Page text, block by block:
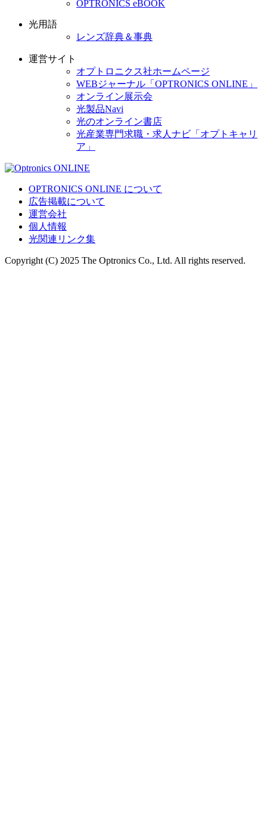
OPTRONICS eBOOK
光用語
レンズ辞典＆事典
運営サイト
オプトロニクス社ホームページ
WEBジャーナル「OPTRONICS ONLINE」
オンライン展示会
光製品Navi
光のオンライン書店
光産業専門求職・求人ナビ「オプトキャリ
ア」
OPTRONICS ONLINE について
広告掲載について
運営会社
個人情報
光関連リンク集
Copyright (C) 2025 The Optronics Co., Ltd. All rights reserved.